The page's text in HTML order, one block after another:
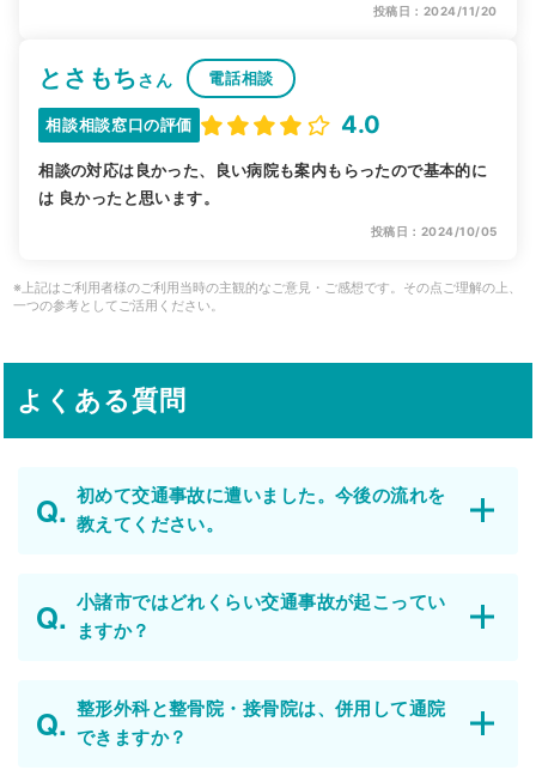
投稿日：2024/11/20
とさもちさん 電話相談
相談相談窓口の評価 4.0
相談の対応は良かった、良い病院も案内もらったので基本的に
は 良かったと思います。
投稿日：2024/10/05
※上記はご利用者様のご利用当時の主観的なご意見・ご感想です。その点ご理解の上、
一つの参考としてご活用ください。
よくある質問
初めて交通事故に遭いました。今後の流れを
教えてください。
小諸市ではどれくらい交通事故が起こってい
ますか？
整形外科と整骨院・接骨院は、併用して通院
できますか？